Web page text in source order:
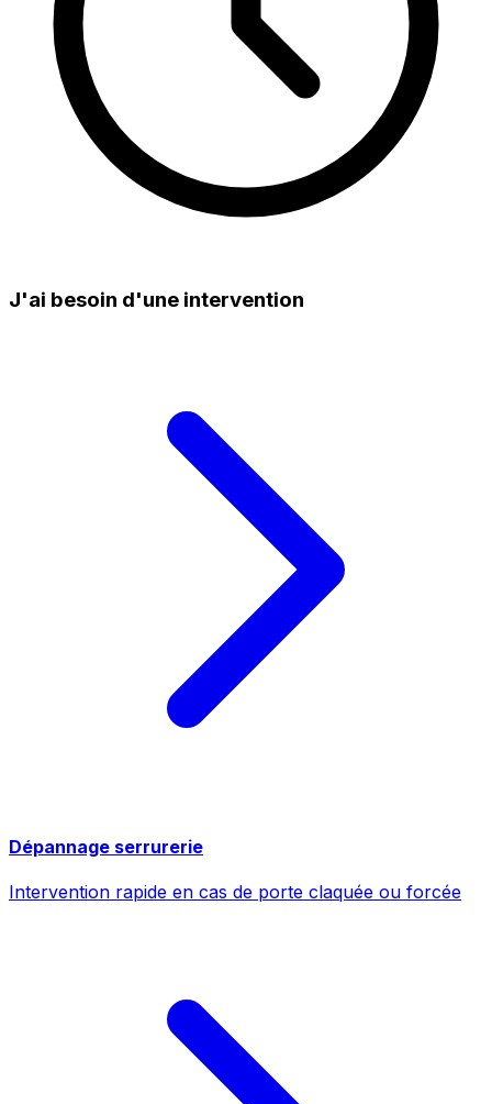
J'ai besoin d'une intervention
Dépannage serrurerie
Intervention rapide en cas de porte claquée ou forcée